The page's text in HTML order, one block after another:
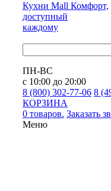
Кухни Mall Комфорт,
доступный
каждому
ПН-ВС
с 10:00 до 20:00
8 (800) 302-77-06 8
КОРЗИНА
0 товаров. Заказать
Меню